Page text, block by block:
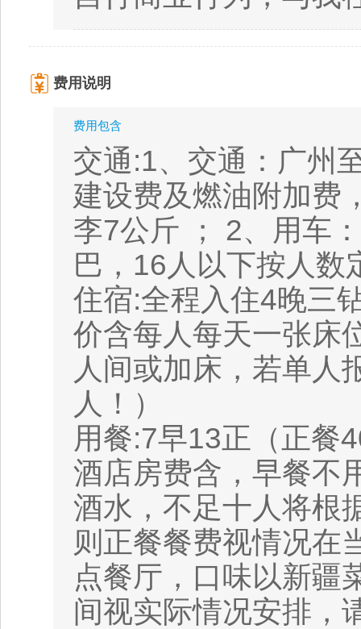
费用说明
费用包含
交通:1、交通：广州
建设费及燃油附加费
李7公斤 ； 2、用车
巴，16人以下按人数
住宿:全程入住4晚三
价含每人每天一张床
人间或加床，若单人
人！）
用餐:7早13正（正餐
酒店房费含，早餐不
酒水，不足十人将根
则正餐餐费视情况在
点餐厅，口味以新疆
间视实际情况安排，